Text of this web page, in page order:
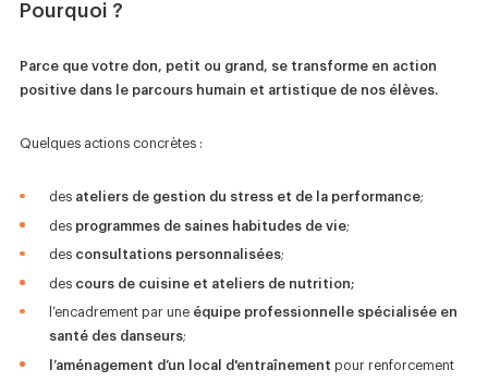
Pourquoi ?
Parce que votre don, petit ou grand, se transforme en action
positive dans le parcours humain et artistique de nos élèves.
Quelques actions concrètes :
des ateliers de gestion du stress et de la performance;
des programmes de saines habitudes de vie;
des consultations personnalisées;
des cours de cuisine et ateliers de nutrition;
l’encadrement par une équipe professionnelle spécialisée en
santé des danseurs;
l’aménagement d’un local d'entraînement pour renforcement